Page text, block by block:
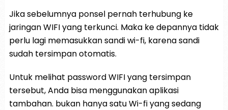
Jika sebelumnya ponsel pernah terhubung ke
jaringan WIFI yang terkunci. Maka ke depannya tidak
perlu lagi memasukkan sandi wi-fi, karena sandi
sudah tersimpan otomatis.
Untuk melihat password WIFI yang tersimpan
tersebut, Anda bisa menggunakan aplikasi
tambahan. bukan hanya satu Wi-fi yang sedang